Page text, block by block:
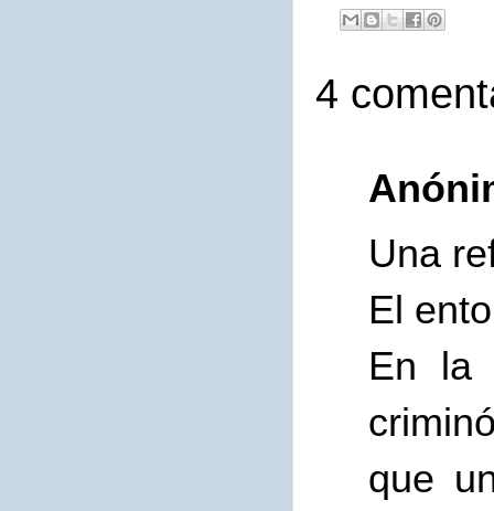
4
Una
El
En la
que